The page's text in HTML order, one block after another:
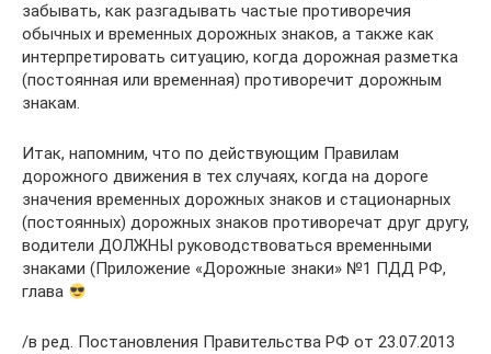
забывать, как разгадывать частые противоречия
обычных и временных дорожных знаков, а также как
интерпретировать ситуацию, когда дорожная разметка
(постоянная или временная) противоречит дорожным
знакам.
Итак, напомним, что по действующим Правилам
дорожного движения в тех случаях, когда на дороге
значения временных дорожных знаков и стационарных
(постоянных) дорожных знаков противоречат друг другу,
водители ДОЛЖНЫ руководствоваться временными
знаками (Приложение «Дорожные знаки» №1 ПДД РФ,
глава
/в ред. Постановления Правительства РФ от 23.07.2013